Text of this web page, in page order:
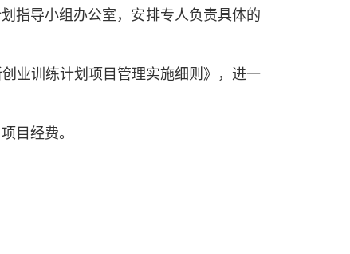
指导小组办公室，安排专人负责具体的
业训练计划项目管理实施细则》，进一
目经费。